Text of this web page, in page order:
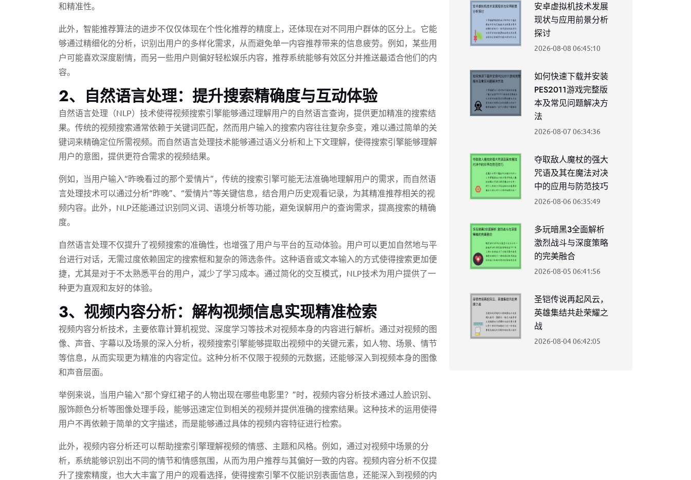
和精准性。
此外，智能推荐算法的进步不仅仅体现在个性化推荐的精度上，还体现在对不同用户群体的区分上。它能
够通过精细化的分析，识别出用户的多样化需求，从而避免单一内容推荐带来的信息疲劳。例如，某些用
户可能喜欢深度剧情，而另一些用户则偏好轻松娱乐内容，推荐系统能够有效区分并推送最适合他们的内
容。
2、自然语言处理：提升搜索精确度与互动体验
自然语言处理（NLP）技术使得视频搜索引擎能够通过理解用户的自然语言查询，提供更加精准的搜索结
果。传统的视频搜索通常依赖于关键词匹配，然而用户输入的搜索内容往往复杂多变，难以通过简单的关
键词来精确定位所需视频。而自然语言处理技术能够通过语义分析和上下文理解，使得搜索引擎能够理解
用户的意图，提供更符合需求的视频结果。
例如，当用户输入“昨晚看过的那个爱情片”，传统的搜索引擎可能无法准确地理解用户的需求，而自然语
言处理技术可以通过分析“昨晚”、“爱情片”等关键信息，结合用户历史观看记录，为其精准推荐相关的视
频内容。此外，NLP还能通过识别同义词、语境分析等功能，避免误解用户的查询需求，提高搜索的精确
度。
自然语言处理不仅提升了视频搜索的准确性，也增强了用户与平台的互动体验。用户可以更加自然地与平
台进行对话，无需过度依赖固定的搜索框和复杂的筛选条件。这种语音或文本输入的方式使得搜索更加便
捷，尤其是对于不太熟悉平台的用户，减少了学习成本。通过简化的交互模式，NLP技术为用户提供了一
种更为直观和友好的体验。
3、视频内容分析：解构视频信息实现精准检索
视频内容分析技术，主要依靠计算机视觉、深度学习等技术对视频本身的内容进行解析。通过对视频的图
像、声音、字幕以及场景的深入分析，视频搜索引擎能够提取出视频中的关键元素，如人物、场景、情节
等信息，从而实现更为精准的内容定位。这种分析不仅限于视频的元数据，还能够深入到视频本身的图像
和声音层面。
举例来说，当用户输入“那个穿红裙子的人物出现在哪些电影里？”时，视频内容分析技术通过人脸识别、
服饰颜色分析等图像处理手段，能够迅速定位到相关的视频并提供准确的搜索结果。这种技术的运用使得
用户不再依赖于简单的文字描述，而是能够通过具体的视频内容特征进行检索。
此外，视频内容分析还可以帮助搜索引擎理解视频的情感、主题和风格。例如，通过对视频中场景的分
析，系统能够识别出不同的情节和情感氛围，从而为用户推荐与其偏好一致的内容。视频内容分析不仅提
升了搜索精度，也大大丰富了用户的观看选择，使得搜索引擎不仅能识别表面信息，还能深入到视频的内
安卓虚拟机技术发展
现状与应用前景分析
探讨
2026-08-08 06:45:10
如何快速下载并安装
PES2011游戏完整版
本及常见问题解决方
法
2026-08-07 06:34:36
夺取敌人魔杖的强大
咒语及其在魔法对决
中的应用与防范技巧
2026-08-06 06:35:49
多玩暗黑3全面解析
激烈战斗与深度策略
的完美融合
2026-08-05 06:41:56
圣铠传说再起风云，
英雄集结共赴荣耀之
战
2026-08-04 06:42:05